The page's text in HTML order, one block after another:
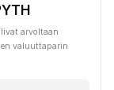
arvoltaan
valuuttaparin